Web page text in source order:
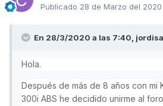
Publicado 28 de Marzo del 2020
En 28/3/2020 a las 7:40,
Hola.
Después de más de 8 años con mi
300i ABS he decidido unirme al